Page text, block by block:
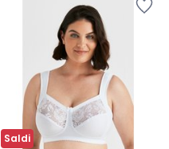
Saldi